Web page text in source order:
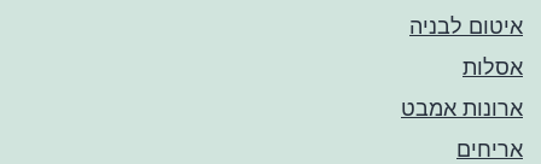
איטום לבניה
אסלות
ארונות אמבט
אריחים